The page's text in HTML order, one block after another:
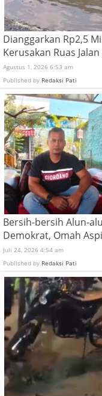
Dianggarkan Rp2,5
Kerusakan Ruas
Agustus 1, 2026 6:53 am
Published by Redaksi Pati
Bersih-bersih Alun-
Demokrat, Omah
Juli 24, 2026 4:54 am
Published by Redaksi Pati